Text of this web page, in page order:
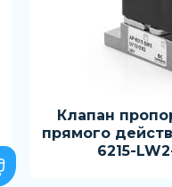
Клапан
прямого
6215-